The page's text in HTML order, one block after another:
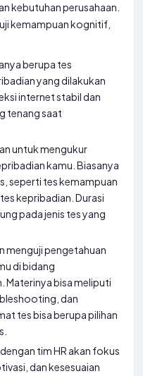
kebutuhan perusahaan.
kemampuan kognitif,
berupa tes
yang dilakukan
internet stabil dan
tenang saat
untuk mengukur
kamu. Biasanya
seperti tes kemampuan
kepribadian. Durasi
pada jenis tes yang
menguji pengetahuan
di bidang
Materinya bisa meliputi
dan
tes bisa berupa pilihan
tim HR akan fokus
dan kesesuaian